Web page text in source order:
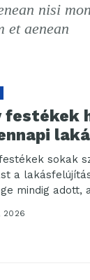
nisi
et aenean
festékek
sokak
a
mindig adott,
2026